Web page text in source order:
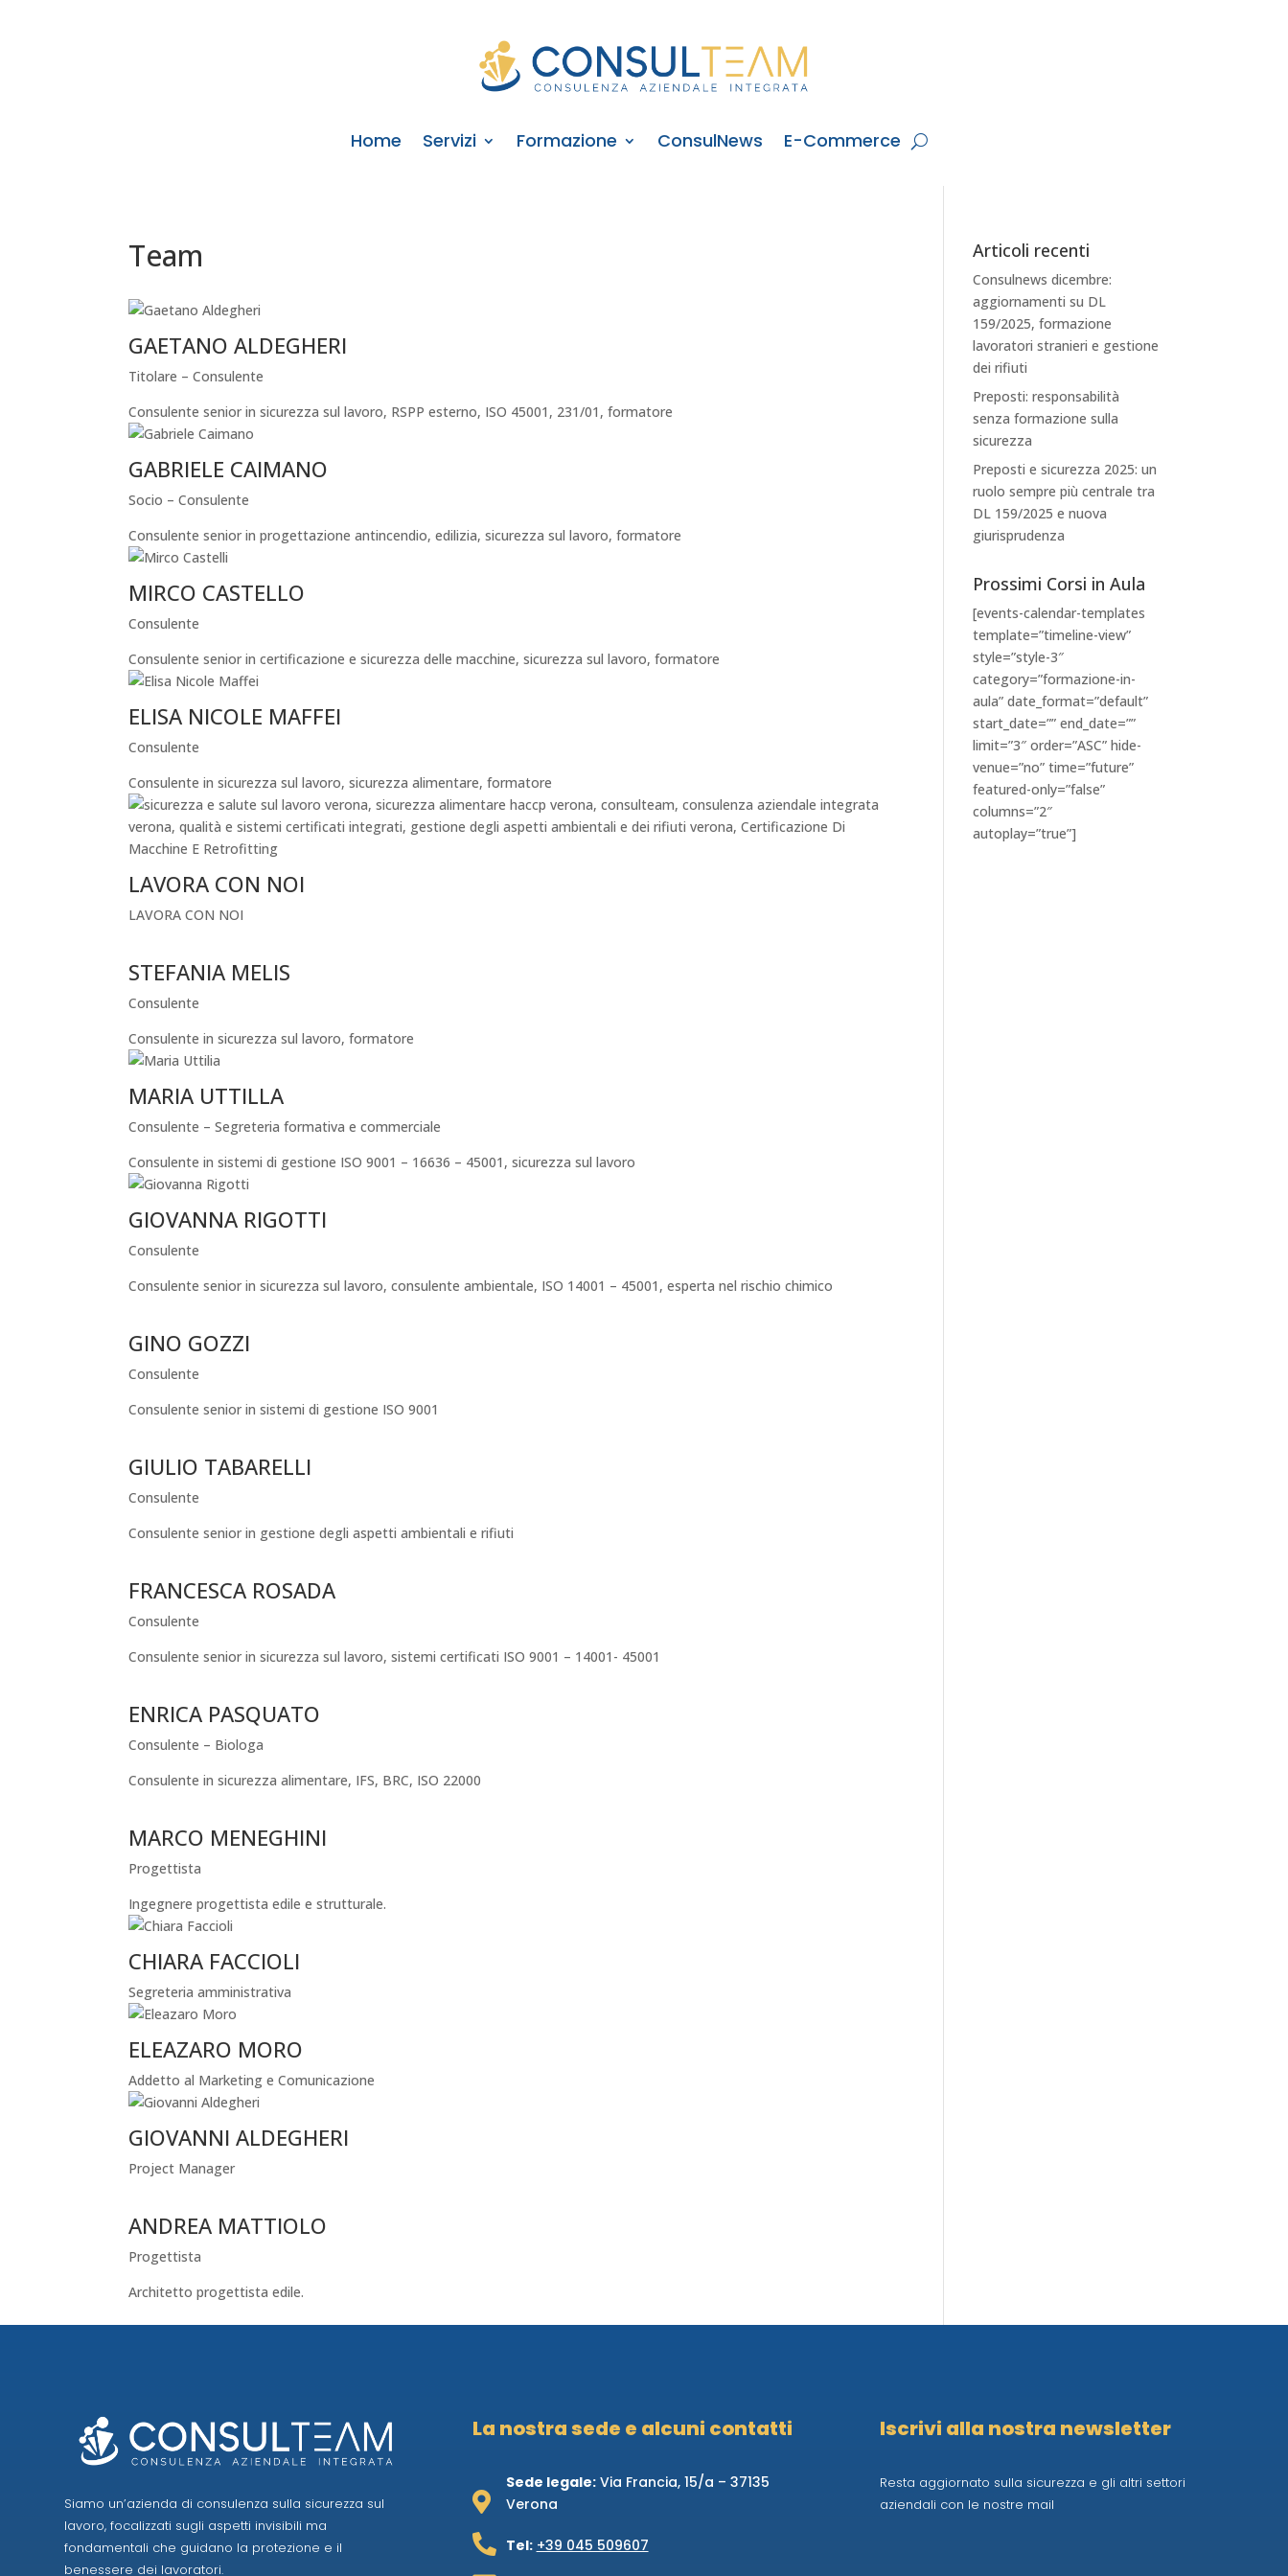
Home Servizi Formazione ConsulNews E-Commerce
Team
GAETANO ALDEGHERI
Titolare – Consulente
Consulente senior in sicurezza sul lavoro, RSPP esterno, ISO 45001, 231/01, formatore
GABRIELE CAIMANO
Socio – Consulente
Consulente senior in progettazione antincendio, edilizia, sicurezza sul lavoro, formatore
MIRCO CASTELLO
Consulente
Consulente senior in certificazione e sicurezza delle macchine, sicurezza sul lavoro, formatore
ELISA NICOLE MAFFEI
Consulente
Consulente in sicurezza sul lavoro, sicurezza alimentare, formatore
LAVORA CON NOI
LAVORA CON NOI
STEFANIA MELIS
Consulente
Consulente in sicurezza sul lavoro, formatore
MARIA UTTILLA
Consulente – Segreteria formativa e commerciale
Consulente in sistemi di gestione ISO 9001 – 16636 – 45001, sicurezza sul lavoro
GIOVANNA RIGOTTI
Consulente
Consulente senior in sicurezza sul lavoro, consulente ambientale, ISO 14001 – 45001, esperta nel rischio chimico
GINO GOZZI
Consulente
Consulente senior in sistemi di gestione ISO 9001
GIULIO TABARELLI
Consulente
Consulente senior in gestione degli aspetti ambientali e rifiuti
FRANCESCA ROSADA
Consulente
Consulente senior in sicurezza sul lavoro, sistemi certificati ISO 9001 – 14001- 45001
ENRICA PASQUATO
Consulente – Biologa
Consulente in sicurezza alimentare, IFS, BRC, ISO 22000
MARCO MENEGHINI
Progettista
Ingegnere progettista edile e strutturale.
CHIARA FACCIOLI
Segreteria amministrativa
ELEAZARO MORO
Addetto al Marketing e Comunicazione
GIOVANNI ALDEGHERI
Project Manager
ANDREA MATTIOLO
Progettista
Architetto progettista edile.
Articoli recenti
Consulnews dicembre:
aggiornamenti su DL
159/2025, formazione
lavoratori stranieri e gestione
dei rifiuti
Preposti: responsabilità
senza formazione sulla
sicurezza
Preposti e sicurezza 2025: un
ruolo sempre più centrale tra
DL 159/2025 e nuova
giurisprudenza
Prossimi Corsi in Aula
[events-calendar-templates
template=”timeline-view”
style=”style-3″
category=”formazione-in-
aula” date_format=”default”
start_date=”” end_date=””
limit=”3″ order=”ASC” hide-
venue=”no” time=”future”
featured-only=”false”
columns=”2″
autoplay=”true”]
Siamo un’azienda di consulenza sulla sicurezza sul
lavoro, focalizzati sugli aspetti invisibili ma
fondamentali che guidano la protezione e il
benessere dei lavoratori.
La nostra sede e alcuni contatti
Sede legale:Via Francia, 15/a – 37135
Verona

Tel: +39 045 509607

Iscrivi alla nostra newsletter
Resta aggiornato sulla sicurezza e gli altri settori
aziendali con le nostre mail